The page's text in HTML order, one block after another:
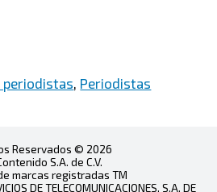
periodistas Periodistas
Reservados © 2026
S.A. de C.V.
marcas registradas TM
DE TELECOMUNICACIONES, S.A. DE